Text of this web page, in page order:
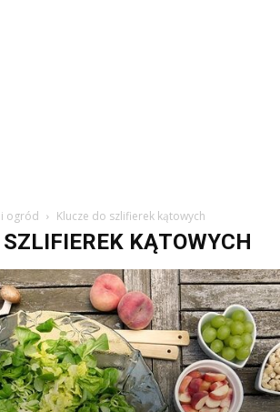
ogród Klucze do szlifierek kątowych
SZLIFIEREK KĄTOWYCH